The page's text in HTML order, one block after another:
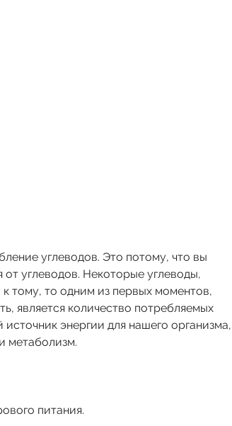
углеводов. Некоторые углеводы,
тому, то одним из первых моментов,
является количество потребляемых
энергии для нашего организма,
метаболизм.
питания.